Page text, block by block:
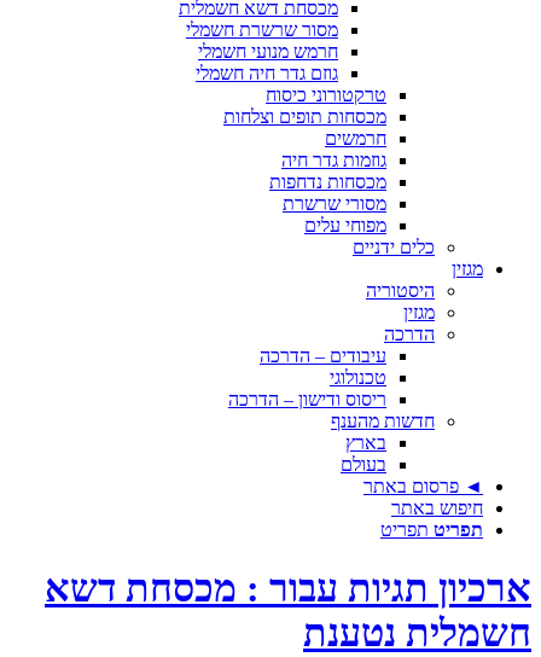
מכסחת דשא חשמלית
מסור שרשרת חשמלי
חרמש מנועי חשמלי
גוזם גדר חיה חשמלי
טרקטורוני כיסוח
מכסחות תופים וצלחות
חרמשים
גוזמות גדר חיה
מכסחות נדחפות
מסורי שרשרת
מפוחי עלים
כלים ידניים
מגזין
היסטוריה
מגזין
הדרכה
עיבודים – הדרכה
טכנולוגי
ריסוס ודישון – הדרכה
חדשות מהענף
בארץ
בעולם
◄ פרסום באתר
חיפוש באתר
תפריט תפריט
ארכיון תגיות עבור : מכסחת דשא
חשמלית נטענת